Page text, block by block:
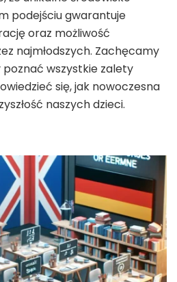
podejściu gwarantuje
oraz możliwość
najmłodszych. Zachęcamy
poznać wszystkie zalety
się, jak nowoczesna
naszych dzieci.